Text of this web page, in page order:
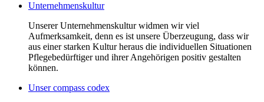
Unternehmenskultur
Unserer Unternehmenskultur widmen wir viel
Aufmerksamkeit, denn es ist unsere Überzeugung, dass wir
aus einer starken Kultur heraus die individuellen Situationen
Pflegebedürftiger und ihrer Angehörigen positiv gestalten
können.
Unser compass codex